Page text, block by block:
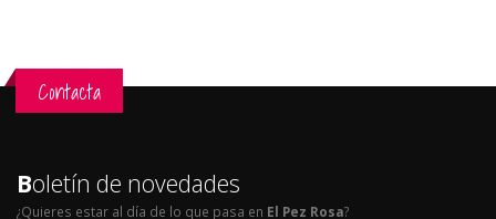
Contacta
Boletín de novedades
¿Quieres estar al día de lo que pasa en El Pez Rosa?